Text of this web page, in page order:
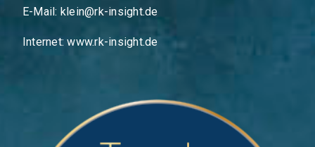
E-Mail: klein@rk-insight.de
Internet:www.rk-insight.de